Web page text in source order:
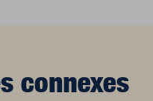
connexes